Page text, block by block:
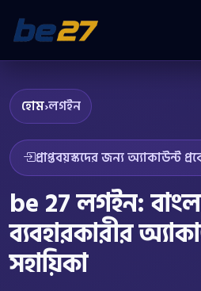
হোম›লগইন
প্রাপ্তবয়স্কদের জন্য অ্যাকাউন্ট
be 27 লগইন:
ব্যবহারকারীর
সহায়িকা